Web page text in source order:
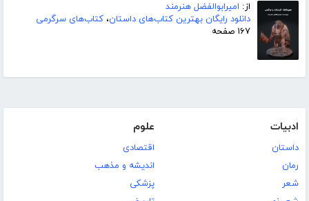
از: امیرابوالفضل هنرمند
دانلود رایگان بهترین کتاب‌های داستان، کتاب‌های سرگرمی
۱۶۷ صفحه
ادبیات
داستان
رمان
شعر
علوم
اقتصادی
اندیشه و مذهب
پزشکی